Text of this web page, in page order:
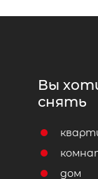
Вы
снять
дом